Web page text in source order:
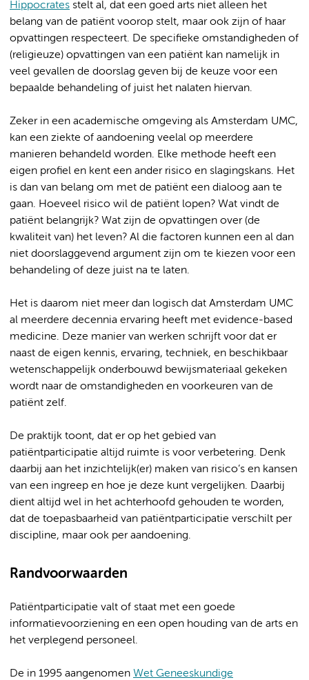
Hippocrates stelt al, dat een goed arts niet alleen het
belang van de patiënt voorop stelt, maar ook zijn of haar
opvattingen respecteert. De specifieke omstandigheden of
(religieuze) opvattingen van een patiënt kan namelijk in
veel gevallen de doorslag geven bij de keuze voor een
bepaalde behandeling of juist het nalaten hiervan.
Zeker in een academische omgeving als Amsterdam UMC,
kan een ziekte of aandoening veelal op meerdere
manieren behandeld worden. Elke methode heeft een
eigen profiel en kent een ander risico en slagingskans. Het
is dan van belang om met de patiënt een dialoog aan te
gaan. Hoeveel risico wil de patiënt lopen? Wat vindt de
patiënt belangrijk? Wat zijn de opvattingen over (de
kwaliteit van) het leven? Al die factoren kunnen een al dan
niet doorslaggevend argument zijn om te kiezen voor een
behandeling of deze juist na te laten.
Het is daarom niet meer dan logisch dat Amsterdam UMC
al meerdere decennia ervaring heeft met evidence-based
medicine. Deze manier van werken schrijft voor dat er
naast de eigen kennis, ervaring, techniek, en beschikbaar
wetenschappelijk onderbouwd bewijsmateriaal gekeken
wordt naar de omstandigheden en voorkeuren van de
patiënt zelf.
De praktijk toont, dat er op het gebied van
patiëntparticipatie altijd ruimte is voor verbetering. Denk
daarbij aan het inzichtelijk(er) maken van risico’s en kansen
van een ingreep en hoe je deze kunt vergelijken. Daarbij
dient altijd wel in het achterhoofd gehouden te worden,
dat de toepasbaarheid van patiëntparticipatie verschilt per
discipline, maar ook per aandoening.
Randvoorwaarden
Patiëntparticipatie valt of staat met een goede
informatievoorziening en een open houding van de arts en
het verplegend personeel.
De in 1995 aangenomen Wet Geneeskundige